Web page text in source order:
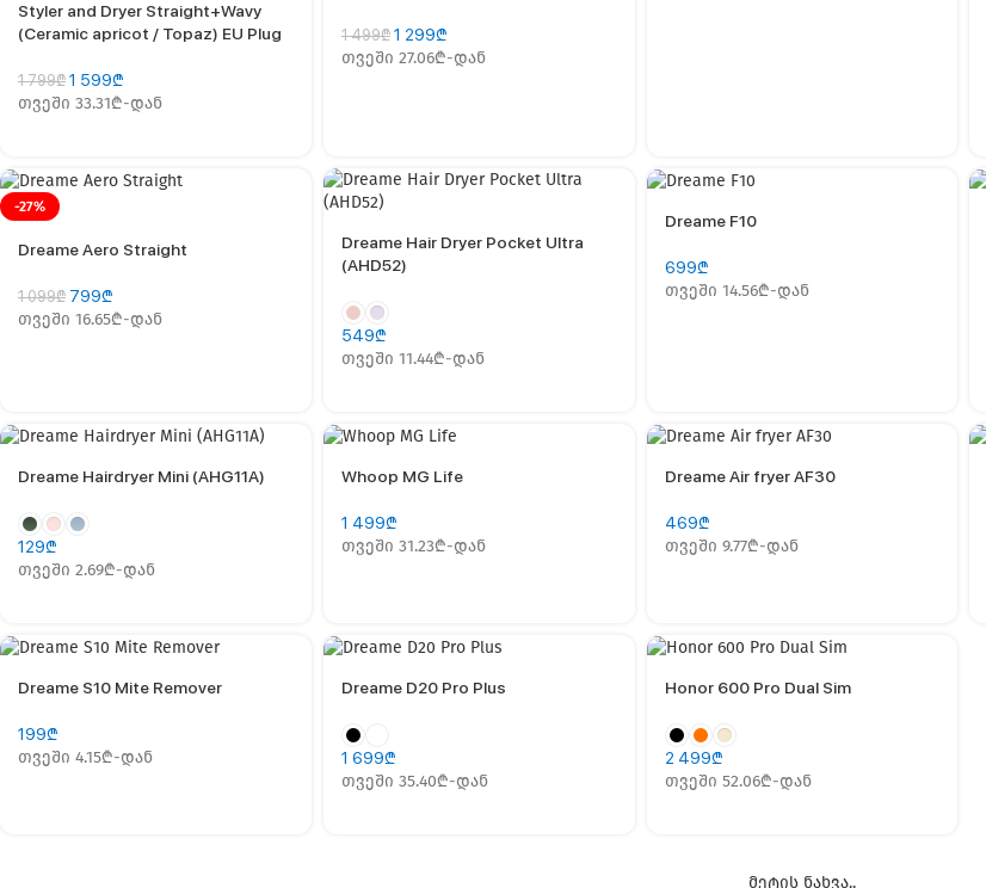
Styler and Dryer Straight+Wavy
(Ceramic apricot / Topaz) EU Plug
1 799₾ 1 599₾
თვეში 33.31₾-დან
1 499₾ 1 299₾
თვეში 27.06₾-დან
-27%
Dreame Aero Straight
1 099₾ 799₾
თვეში 16.65₾-დან
Dreame Hair Dryer Pocket Ultra
(AHD52)
549₾
თვეში 11.44₾-დან
Dreame F10
699₾
თვეში 14.56₾-დან
Dreame Нairdryer Mini (AHG11A)
129₾
თვეში 2.69₾-დან
Whoop MG Life
1 499₾
თვეში 31.23₾-დან
Dreame Air fryer AF30
469₾
თვეში 9.77₾-დან
Dreame S10 Mite Remover
199₾
თვეში 4.15₾-დან
Dreame D20 Pro Plus
1 699₾
თვეში 35.40₾-დან
Honor 600 Pro Dual Sim
2 499₾
თვეში 52.06₾-დან
მეტის ნახვა..